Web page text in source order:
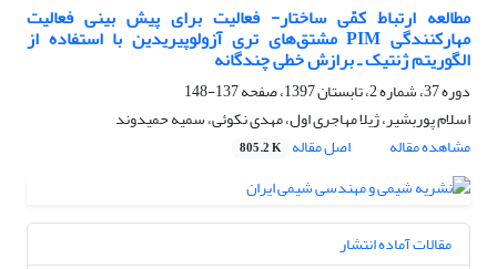
مطالعه ارتباط کمّی ساختار- فعالیت برای پیش بینی فعالیت
مهارکنندگی PIM مشتق‌های تری آزولوپیریدین با استفاده از
الگوریتم ژنتیک ـ برازش خطی چندگانه
دوره 37، شماره 2، تابستان 1397، صفحه
137-148
اسلام پوربشیر، ژیلا مهاجری اول، مهدی نکوئی، سمیه حمیدوند
مشاهده مقاله
اصل مقاله 805.2 K
مقالات آماده انتشار